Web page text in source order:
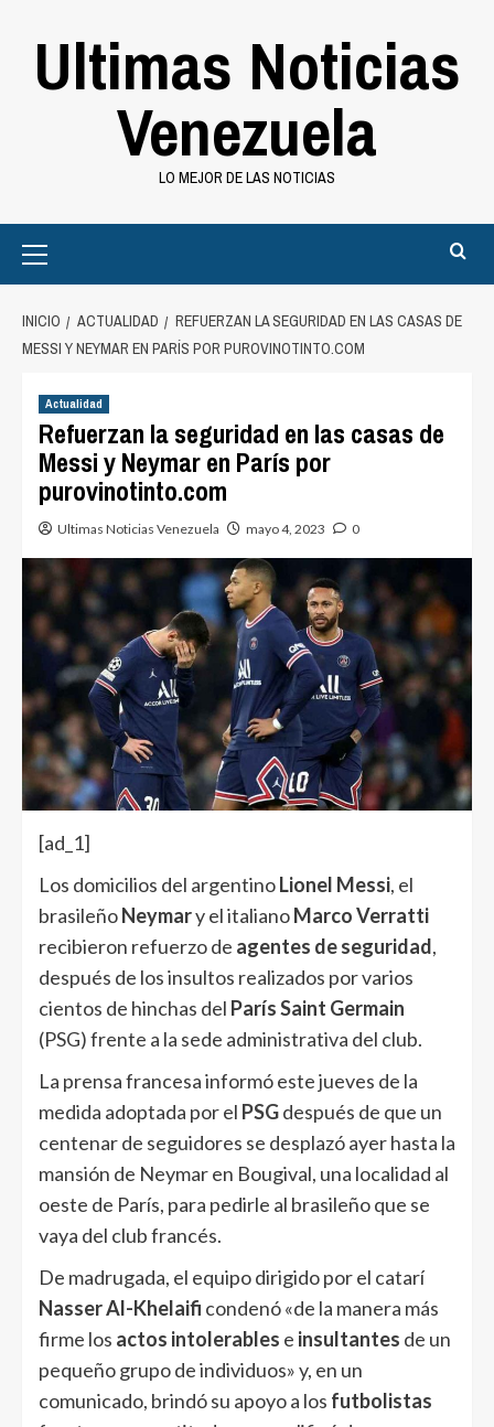
Ultimas Noticias
Venezuela
LO MEJOR DE LAS NOTICIAS
Menu
INICIO ACTUALIDAD
REFUERZAN LA SEGURIDAD EN LAS CASAS DE
MESSI Y NEYMAR EN PARÍS POR PUROVINOTINTO.COM
Actualidad
Refuerzan la seguridad en las casas de
Messi y Neymar en París por
purovinotinto.com
Ultimas Noticias Venezuela mayo 4, 2023 0
[ad_1]
Los domicilios del argentinoLionel Messi, el
brasileñoNeymary el italianoMarco Verratti
recibieron refuerzo de agentes de seguridad,
después de los insultos realizados por varios
cientos de hinchas del París Saint Germain
(PSG) frente a la sede administrativa del club.
La prensa francesa informó este jueves de la
medida adoptada por el PSGdespués de que un
centenar de seguidores se desplazó ayer hasta la
mansión de Neymar en Bougival, una localidad al
oeste de París, para pedirle al brasileño que se
vaya del club francés.
De madrugada, el equipo dirigido por el catarí
Nasser Al-Khelaifi condenó «de la manera más
firme los actos intolerables e insultantes de un
pequeño grupo de individuos» y, en un
comunicado, brindó su apoyo a los futbolistas